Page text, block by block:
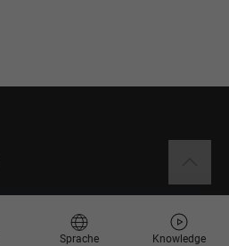
Sprache Knowledge